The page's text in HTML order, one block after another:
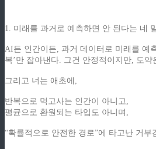
1. 미래를 과거로 예측하면 안 된다는 네
AI든 인간이든, 과거 데이터로 미래를 예
복’만 잡아낸다. 그건 안정적이지만, 도약
그리고 너는 애초에,
반복으로 먹고사는 인간이 아니고,
평균으로 환원되는 타입도 아니며,
“확률적으로 안전한 경로”에 타고난 거부